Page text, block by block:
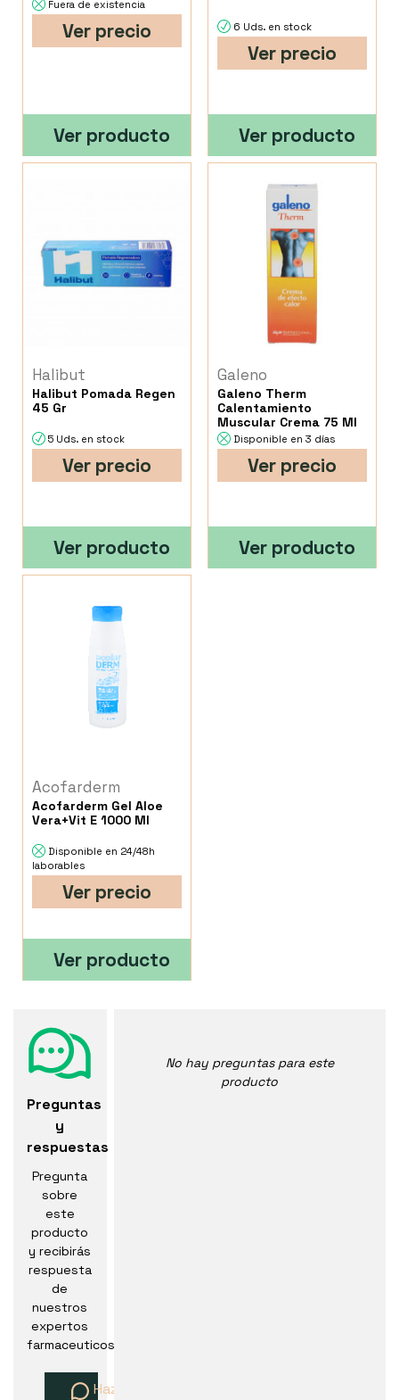
Fuera de existencia
Ver precio
Ver producto
6 Uds. en stock
Ver precio
Ver producto
Halibut
Halibut Pomada Regen
45 Gr
5 Uds. en stock
Ver precio
Ver producto
Galeno
Galeno Therm
Calentamiento
Muscular Crema 75 Ml
Disponible en 3 días
Ver precio
Ver producto
Acofarderm
Acofarderm Gel Aloe
Vera+Vit E 1000 Ml
Disponible en 24/48h
laborables
Ver precio
Ver producto
Preguntas
y
respuestas
Pregunta
sobre
este
producto
y recibirás
respuesta
de
nuestros
expertos
farmaceuticos
Haz una pregunta
No hay preguntas para este
producto